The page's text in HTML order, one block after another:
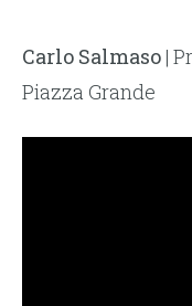
Carlo Salmaso|
Piazza Grande